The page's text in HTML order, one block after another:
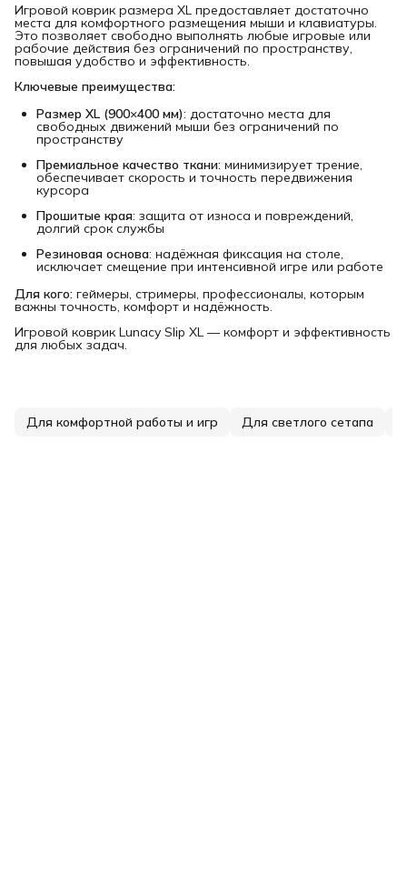
Игровой коврик размера XL предоставляет достаточно
места для комфортного размещения мыши и клавиатуры.
Это позволяет свободно выполнять любые игровые или
рабочие действия без ограничений по пространству,
повышая удобство и эффективность.
Ключевые преимущества:
Размер XL (900×400 мм): достаточно места для
свободных движений мыши без ограничений по
пространству
Премиальное качество ткани: минимизирует трение,
обеспечивает скорость и точность передвижения
курсора
Прошитые края: защита от износа и повреждений,
долгий срок службы
Резиновая основа: надёжная фиксация на столе,
исключает смещение при интенсивной игре или работе
Для кого: геймеры, стримеры, профессионалы, которым
важны точность, комфорт и надёжность.
Игровой коврик Lunacy Slip XL — комфорт и эффективность
для любых задач.
Для комфортной работы и игр Для светлого сетапа